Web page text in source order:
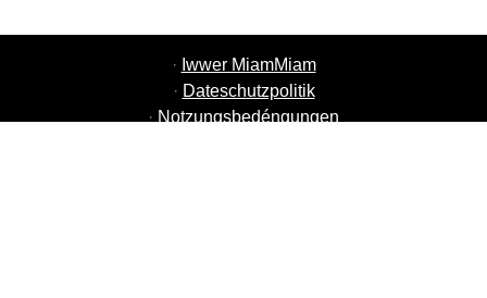
· Iwwer MiamMiam
· Dateschutzpolitik
· Notzungsbedéngungen